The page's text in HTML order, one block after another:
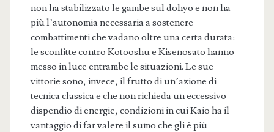
non ha stabilizzato le gambe sul dohyo e non ha
più l’autonomia necessaria a sostenere
combattimenti che vadano oltre una certa durata:
le sconfitte contro Kotooshu e Kisenosato hanno
messo in luce entrambe le situazioni. Le sue
vittorie sono, invece, il frutto di un’azione di
tecnica classica e che non richieda un eccessivo
dispendio di energie, condizioni in cui Kaio ha il
vantaggio di far valere il sumo che gli è più